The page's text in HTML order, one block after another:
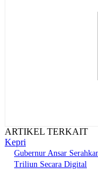
ARTIKEL TERKAIT
Kepri
Gubernur Ansar
Triliun Secara Digital